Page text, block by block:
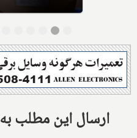
Share this with: ارسال این مطلب به